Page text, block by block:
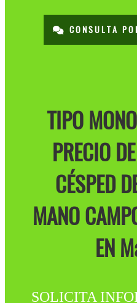
CONSULTA
TIPO
PRECIO
CÉSPED
MANO
EN
SOLICITA